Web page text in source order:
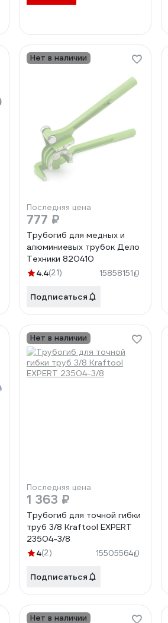
Нет в наличии
Последняя цена
777 ₽
Трубогиб для медных и
алюминиевых трубок Дело
Техники 820410
4.4(21) 15858151
Подписаться
Нет в наличии
Последняя цена
1 363 ₽
Трубогиб для точной гибки
труб 3/8 Kraftool EXPERT
23504-3/8
4(2) 15505564
Подписаться
Нет в наличии